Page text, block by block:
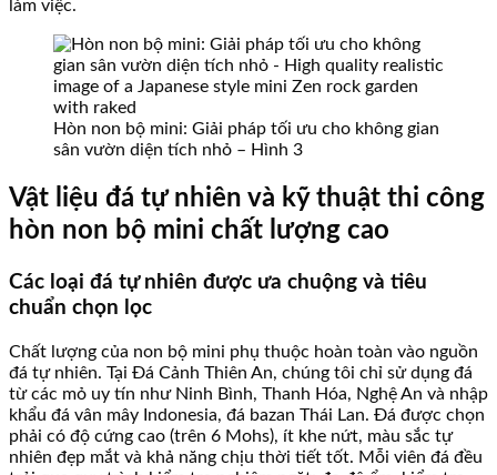
làm việc.
Hòn non bộ mini: Giải pháp tối ưu cho không gian
sân vườn diện tích nhỏ – Hình 3
Vật liệu đá tự nhiên và kỹ thuật thi công
hòn non bộ mini chất lượng cao
Các loại đá tự nhiên được ưa chuộng và tiêu
chuẩn chọn lọc
Chất lượng của non bộ mini phụ thuộc hoàn toàn vào nguồn
đá tự nhiên. Tại Đá Cảnh Thiên An, chúng tôi chỉ sử dụng đá
từ các mỏ uy tín như Ninh Bình, Thanh Hóa, Nghệ An và nhập
khẩu đá vân mây Indonesia, đá bazan Thái Lan. Đá được chọn
phải có độ cứng cao (trên 6 Mohs), ít khe nứt, màu sắc tự
nhiên đẹp mắt và khả năng chịu thời tiết tốt. Mỗi viên đá đều